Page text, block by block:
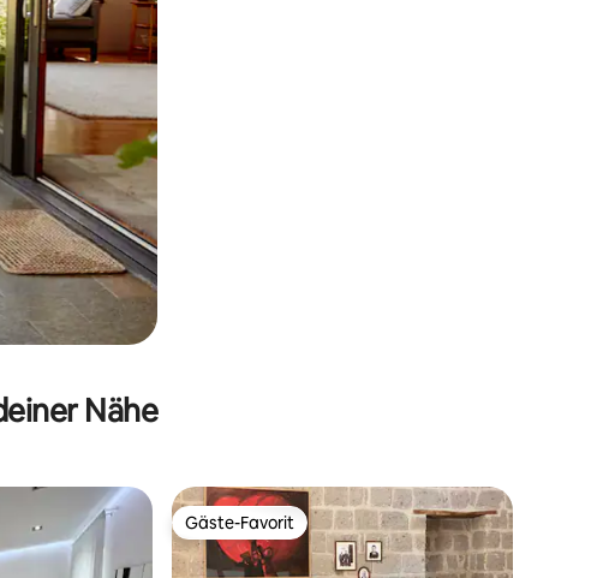
Nähe
Gäste-Favorit
Gäste-Favorit